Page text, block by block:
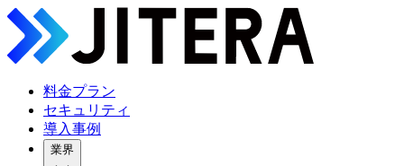
料金プラン
セキュリティ
導入事例
業界